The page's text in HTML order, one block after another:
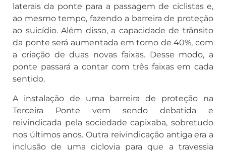
laterais da ponte para a passagem de ciclistas e,
ao mesmo tempo, fazendo a barreira de proteção
ao suicídio. Além disso, a capacidade de trânsito
da ponte será aumentada em torno de 40%, com
a criação de duas novas faixas. Desse modo, a
ponte passará a contar com três faixas em cada
sentido.
A instalação de uma barreira de proteção na
Terceira Ponte vem sendo debatida e
reivindicada pela sociedade capixaba, sobretudo
nos últimos anos. Outra reivindicação antiga era a
inclusão de uma ciclovia para que a travessia